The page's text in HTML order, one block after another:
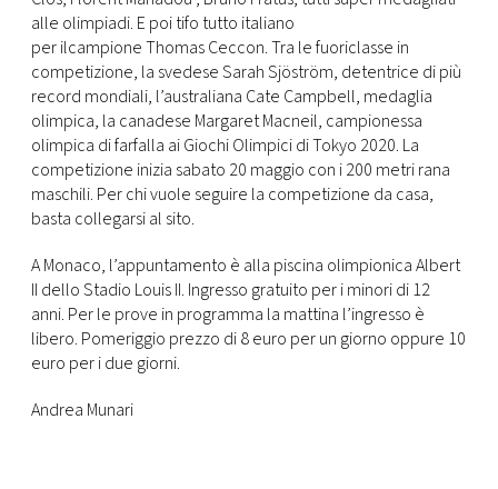
alle olimpiadi. E poi tifo tutto italiano
per ilcampione Thomas Ceccon. Tra le fuoriclasse in
competizione, la svedese Sarah Sjöström, detentrice di più
record mondiali, l’australiana Cate Campbell, medaglia
olimpica, la canadese Margaret Macneil, campionessa
olimpica di farfalla ai Giochi Olimpici di Tokyo 2020. La
competizione inizia sabato 20 maggio con i 200 metri rana
maschili. Per chi vuole seguire la competizione da casa,
basta collegarsi al sito.
A Monaco, l’appuntamento è alla piscina olimpionica Albert
II dello Stadio Louis II. Ingresso gratuito per i minori di 12
anni. Per le prove in programma la mattina l’ingresso è
libero. Pomeriggio prezzo di 8 euro per un giorno oppure 10
euro per i due giorni.
Andrea Munari